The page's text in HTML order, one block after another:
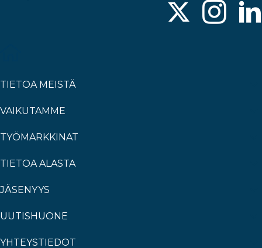
TIETOA MEISTÄ
VAIKUTAMME
TYÖMARKKINAT
TIETOA ALASTA
JÄSENYYS
UUTISHUONE
YHTEYSTIEDOT